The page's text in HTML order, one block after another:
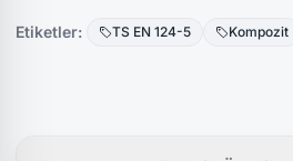
Etiketler: TS EN 124-5 Kompozit